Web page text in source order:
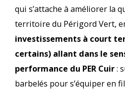
qui s’attache à améliorer la
territoire du Périgord Vert,
investissements à court
certains) allant dans le
performance du PER Cuir:
barbelés pour s’équiper en